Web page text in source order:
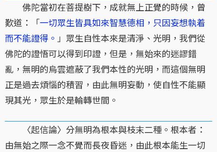
佛陀當初在菩提樹下，成就無上正覺的時候，曾
歎道：「一切眾生皆具如來智慧德相，只因妄想執着
而不能證得。 」眾生自性本來是清淨、光明，我們從
佛陀的證悟可以得到印證，但是，無始來的迷謬錯
亂，無明的烏雲遮蔽了我們本性的光明，而這個無明
正是過去煩惱的積習，由此無明妄動，使自性不能顯
現其光，眾生於是輪轉世間。
〈起信論〉分無明為根本與枝末二種。根本者：
由無始之際一念不覺而長夜昏迷，由此根本能生一切